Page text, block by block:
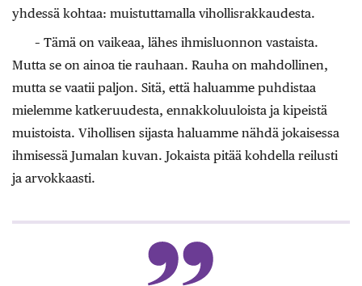
yhdessä kohtaa: muistuttamalla vihollisrakkaudesta.
– Tämä on vaikeaa, lähes ihmisluonnon vastaista.
Mutta se on ainoa tie rauhaan. Rauha on mahdollinen,
mutta se vaatii paljon. Sitä, että haluamme puhdistaa
mielemme katkeruudesta, ennakkoluuloista ja kipeistä
muistoista. Vihollisen sijasta haluamme nähdä jokaisessa
ihmisessä Jumalan kuvan. Jokaista pitää kohdella reilusti
ja arvokkaasti.